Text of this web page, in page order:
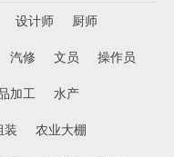
设计师 厨师
汽修 文员 操作员
加工 水产
装 农业大棚
￥12000-14000
厨
凝土工